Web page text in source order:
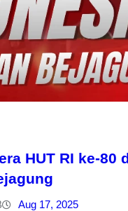
HUT RI ke-80
Aug 17, 2025